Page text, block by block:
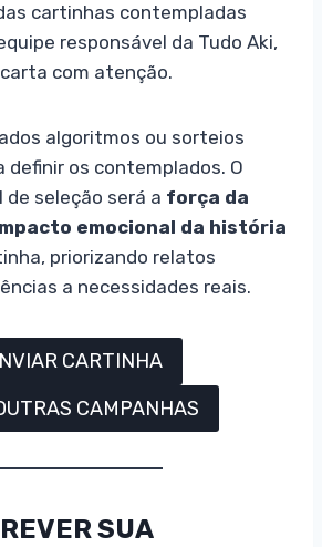
cartinhas contempladas
responsável da Tudo Aki,
com atenção.
algoritmos ou sorteios
definir os contemplados. O
seleção será a força da
emocional da história
priorizando relatos
a necessidades reais.
CARTINHA
CAMPANHAS
SUA